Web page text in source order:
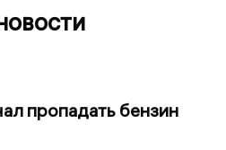
пропадать бензин